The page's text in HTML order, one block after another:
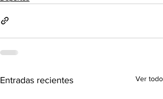
Entradas recientes Ver todo